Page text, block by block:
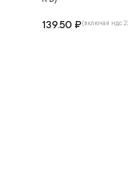
139.50 ₽(включая ндс